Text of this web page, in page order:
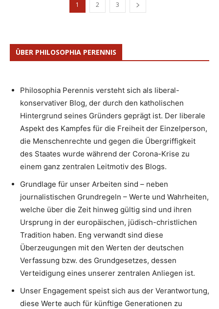
1 2 3
ÜBER PHILOSOPHIA PERENNIS
Philosophia Perennis versteht sich als liberal-
konservativer Blog, der durch den katholischen
Hintergrund seines Gründers geprägt ist. Der liberale
Aspekt des Kampfes für die Freiheit der Einzelperson,
die Menschenrechte und gegen die Übergriffigkeit
des Staates wurde während der Corona-Krise zu
einem ganz zentralen Leitmotiv des Blogs.
Grundlage für unser Arbeiten sind – neben
journalistischen Grundregeln – Werte und Wahrheiten,
welche über die Zeit hinweg gültig sind und ihren
Ursprung in der europäischen, jüdisch-christlichen
Tradition haben. Eng verwandt sind diese
Überzeugungen mit den Werten der deutschen
Verfassung bzw. des Grundgesetzes, dessen
Verteidigung eines unserer zentralen Anliegen ist.
Unser Engagement speist sich aus der Verantwortung,
diese Werte auch für künftige Generationen zu